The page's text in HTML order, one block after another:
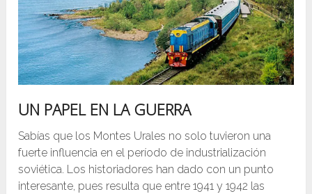
UN PAPEL EN LA GUERRA
Sabías que los Montes Urales no solo tuvieron una
fuerte influencia en el período de industrialización
soviética. Los historiadores han dado con un punto
interesante, pues resulta que entre 1941 y 1942 las